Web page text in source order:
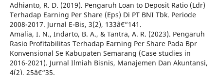
Adhianto, R. D. (2019). Pengaruh Loan to Deposit Ratio (Ldr)
Terhadap Earning Per Share (Eps) Di PT BNI Tbk. Periode
2008-2017. Jurnal E-Bis, 3(2), 133â€“141.
Amalia, I. N., Indarto, B. A., & Tantra, A. R. (2023). Pengaruh
Rasio Profitabilitas Terhadap Earning Per Share Pada Bpr
Konvensional Se Kabupaten Semarang (Case studies in
2016-2021). Jurnal Ilmiah Bisnis, Manajemen Dan Akuntansi,
4(2), 25â€“35.